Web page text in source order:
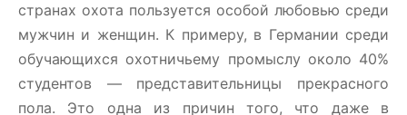
странах охота пользуется особой любовью среди
мужчин и женщин. К примеру, в Германии среди
обучающихся охотничьему промыслу около 40%
студентов — представительницы прекрасного
пола. Это одна из причин того, что даже в